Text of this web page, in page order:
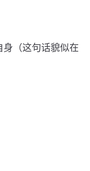
（这句话貌似在